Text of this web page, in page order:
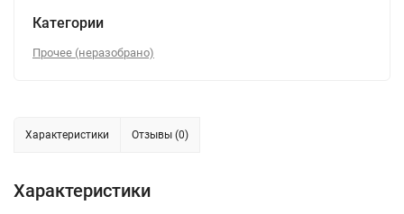
Категории
Прочее (неразобрано)
Характеристики Отзывы (0)
Характеристики